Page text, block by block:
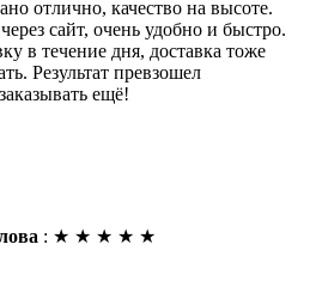
отлично, качество на высоте.
сайт, очень удобно и быстро.
в течение дня, доставка тоже
Результат превзошел
ещё!
: ★ ★ ★ ★ ★